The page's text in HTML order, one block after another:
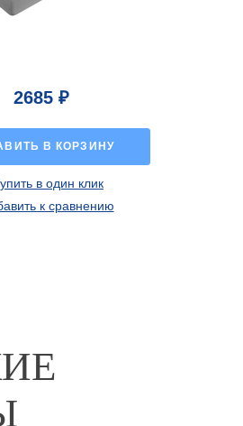
2685 ₽
В КОРЗИНУ
в один клик
к сравнению